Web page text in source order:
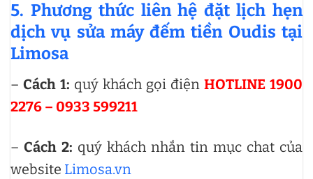
5. Phương thức liên hệ đặt lịch hẹn
dịch vụ sửa máy đếm tiền Oudis tại
Limosa
– Cách 1: quý khách gọi điện HOTLINE 1900
2276 – 0933 599211
– Cách 2: quý khách nhắn tin mục chat của
website Limosa.vn